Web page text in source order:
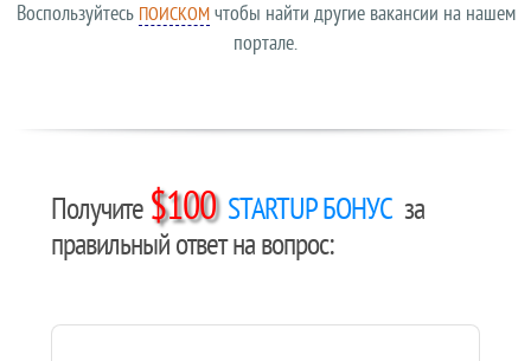
Воспользуйтесь ПОИСКОМчтобы найти другие вакансии на нашем
портале.
Получите $100 STARTUP БОНУС за
правильный ответ на вопрос: